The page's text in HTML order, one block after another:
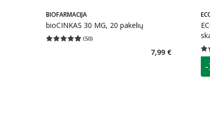
BIOFARMACIJA
bioCINKAS 30 MG, 20 pakelių
(50)
Vidutinis įvertinimas 4.92
7,99 €